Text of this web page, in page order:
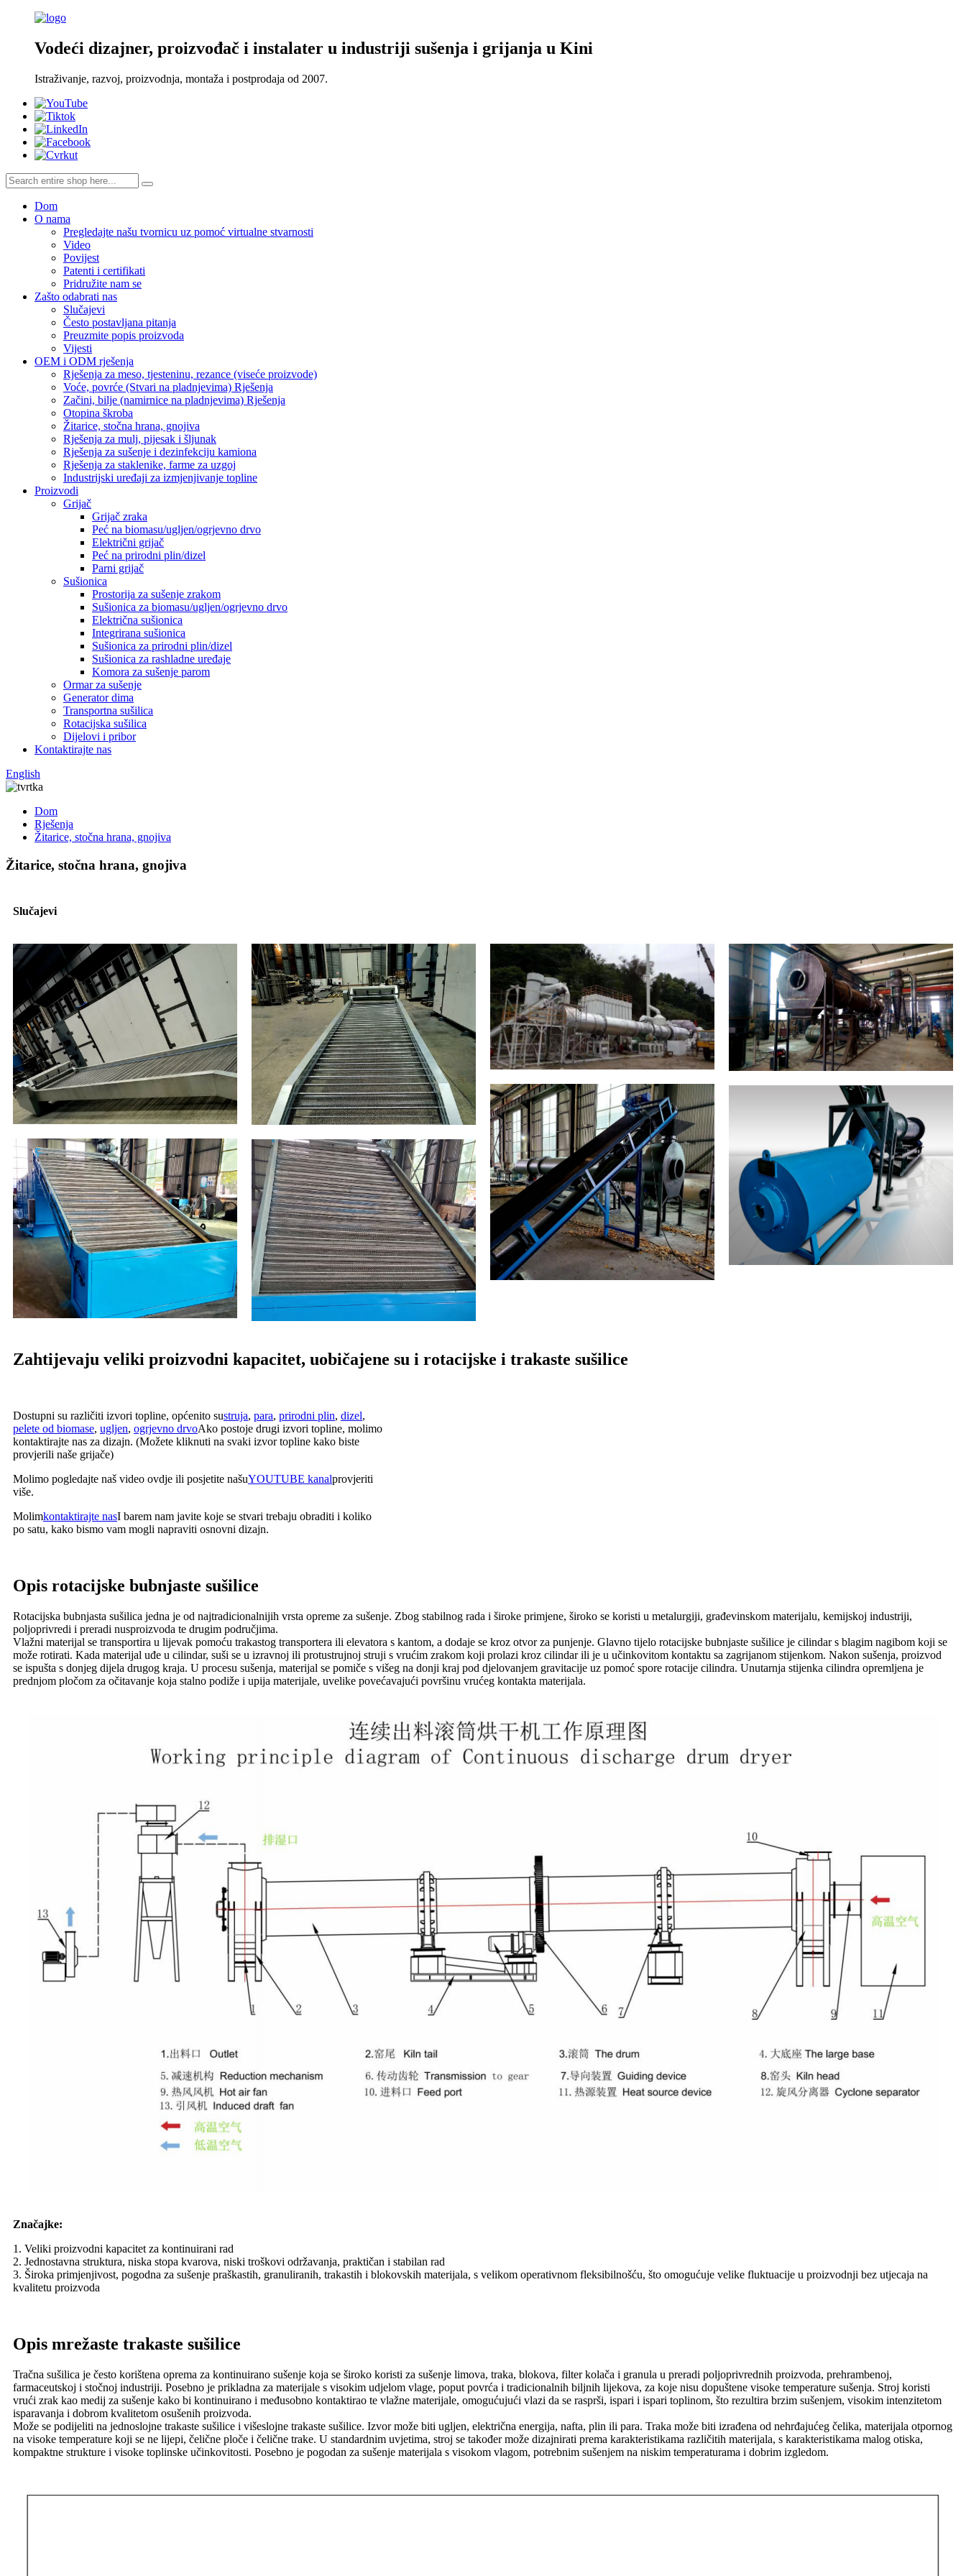
Vodeći dizajner, proizvođač i instalater u industriji sušenja i grijanja u Kini
Istraživanje, razvoj, proizvodnja, montaža i postprodaja od 2007.
Dom
O nama
Pregledajte našu tvornicu uz pomoć virtualne stvarnosti
Video
Povijest
Patenti i certifikati
Pridružite nam se
Zašto odabrati nas
Slučajevi
Često postavljana pitanja
Preuzmite popis proizvoda
Vijesti
OEM i ODM rješenja
Rješenja za meso, tjesteninu, rezance (viseće proizvode)
Voće, povrće (Stvari na pladnjevima) Rješenja
Začini, bilje (namirnice na pladnjevima) Rješenja
Otopina škroba
Žitarice, stočna hrana, gnojiva
Rješenja za mulj, pijesak i šljunak
Rješenja za sušenje i dezinfekciju kamiona
Rješenja za staklenike, farme za uzgoj
Industrijski uređaji za izmjenjivanje topline
Proizvodi
Grijač
Grijač zraka
Peć na biomasu/ugljen/ogrjevno drvo
Električni grijač
Peć na prirodni plin/dizel
Parni grijač
Sušionica
Prostorija za sušenje zrakom
Sušionica za biomasu/ugljen/ogrjevno drvo
Električna sušionica
Integrirana sušionica
Sušionica za prirodni plin/dizel
Sušionica za rashladne uređaje
Komora za sušenje parom
Ormar za sušenje
Generator dima
Transportna sušilica
Rotacijska sušilica
Dijelovi i pribor
Kontaktirajte nas
English
Dom
Rješenja
Žitarice, stočna hrana, gnojiva
Žitarice, stočna hrana, gnojiva
Slučajevi
Zahtijevaju veliki proizvodni kapacitet, uobičajene su i rotacijske i trakaste sušilice
Dostupni su različiti izvori topline, općenito sustruja, para, prirodni plin, dizel,
pelete od biomase, ugljen, ogrjevno drvoAko postoje drugi izvori topline, molimo
kontaktirajte nas za dizajn. (Možete kliknuti na svaki izvor topline kako biste
provjerili naše grijače)
Molimo pogledajte naš video ovdje ili posjetite našuYOUTUBE kanalprovjeriti
više.
Molimkontaktirajte nasI barem nam javite koje se stvari trebaju obraditi i koliko
po satu, kako bismo vam mogli napraviti osnovni dizajn.
Opis rotacijske bubnjaste sušilice
Rotacijska bubnjasta sušilica jedna je od najtradicionalnijih vrsta opreme za sušenje. Zbog stabilnog rada i široke primjene, široko se koristi u metalurgiji, građevinskom materijalu, kemijskoj industriji,
poljoprivredi i preradi nusproizvoda te drugim područjima.
Vlažni materijal se transportira u lijevak pomoću trakastog transportera ili elevatora s kantom, a dodaje se kroz otvor za punjenje. Glavno tijelo rotacijske bubnjaste sušilice je cilindar s blagim nagibom koji se
može rotirati. Kada materijal uđe u cilindar, suši se u izravnoj ili protustrujnoj struji s vrućim zrakom koji prolazi kroz cilindar ili je u učinkovitom kontaktu sa zagrijanom stijenkom. Nakon sušenja, proizvod
se ispušta s donjeg dijela drugog kraja. U procesu sušenja, materijal se pomiče s višeg na donji kraj pod djelovanjem gravitacije uz pomoć spore rotacije cilindra. Unutarnja stijenka cilindra opremljena je
prednjom pločom za očitavanje koja stalno podiže i upija materijale, uvelike povećavajući površinu vrućeg kontakta materijala.
Značajke:
1. Veliki proizvodni kapacitet za kontinuirani rad
2. Jednostavna struktura, niska stopa kvarova, niski troškovi održavanja, praktičan i stabilan rad
3. Široka primjenjivost, pogodna za sušenje praškastih, granuliranih, trakastih i blokovskih materijala, s velikom operativnom fleksibilnošću, što omogućuje velike fluktuacije u proizvodnji bez utjecaja na
kvalitetu proizvoda
Opis mrežaste trakaste sušilice
Tračna sušilica je često korištena oprema za kontinuirano sušenje koja se široko koristi za sušenje limova, traka, blokova, filter kolača i granula u preradi poljoprivrednih proizvoda, prehrambenoj,
farmaceutskoj i stočnoj industriji. Posebno je prikladna za materijale s visokim udjelom vlage, poput povrća i tradicionalnih biljnih lijekova, za koje nisu dopuštene visoke temperature sušenja. Stroj koristi
vrući zrak kao medij za sušenje kako bi kontinuirano i međusobno kontaktirao te vlažne materijale, omogućujući vlazi da se rasprši, ispari i ispari toplinom, što rezultira brzim sušenjem, visokim intenzitetom
isparavanja i dobrom kvalitetom osušenih proizvoda.
Može se podijeliti na jednoslojne trakaste sušilice i višeslojne trakaste sušilice. Izvor može biti ugljen, električna energija, nafta, plin ili para. Traka može biti izrađena od nehrđajućeg čelika, materijala otpornog
na visoke temperature koji se ne lijepi, čelične ploče i čelične trake. U standardnim uvjetima, stroj se također može dizajnirati prema karakteristikama različitih materijala, s karakteristikama malog otiska,
kompaktne strukture i visoke toplinske učinkovitosti. Posebno je pogodan za sušenje materijala s visokom vlagom, potrebnim sušenjem na niskim temperaturama i dobrim izgledom.